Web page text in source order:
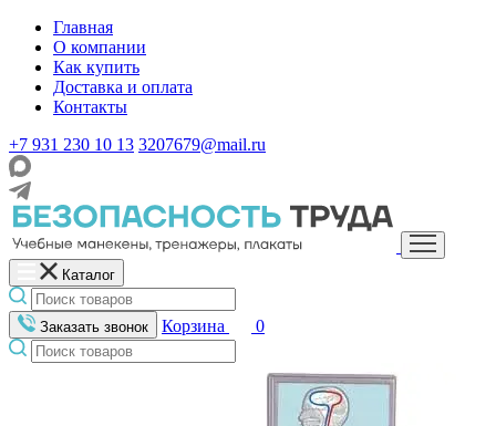
Главная
О компании
Как купить
Доставка и оплата
Контакты
+7 931 230 10 13 3207679@mail.ru
Каталог
Заказать звонок Корзина 0